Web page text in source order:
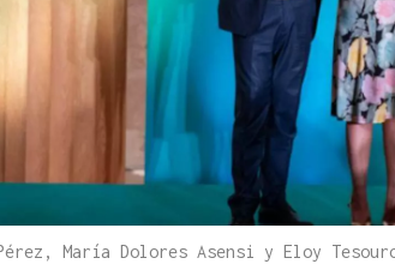
María Dolores Asensi y Eloy